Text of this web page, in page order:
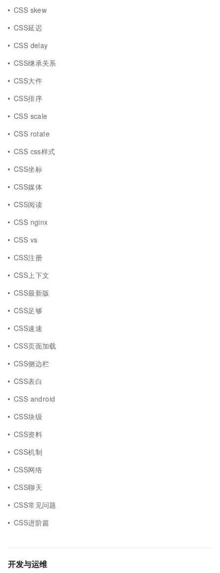
CSS skew
CSS延迟
CSS delay
CSS继承关系
CSS大件
CSS排序
CSS scale
CSS rotate
CSS css样式
CSS坐标
CSS媒体
CSS阅读
CSS nginx
CSS vs
CSS注册
CSS上下文
CSS最新版
CSS足够
CSS速速
CSS页面加载
CSS侧边栏
CSS表白
CSS android
CSS块级
CSS资料
CSS机制
CSS网络
CSS聊天
CSS常见问题
CSS进阶篇
开发与运维